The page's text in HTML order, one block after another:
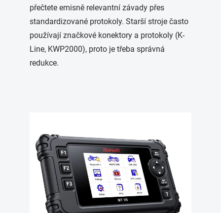
přečtete emisně relevantní závady přes
standardizované protokoly. Starší stroje často
používají značkové konektory a protokoly (K-
Line, KWP2000), proto je třeba správná
redukce.